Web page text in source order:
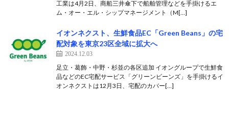
工業は4月2日、商船三井傘下で船舶管理などを手掛けるエ
ム・オー・エル・シップマネージメント（M[…]
イオンネクスト、生鮮食品EC「Green Beans」の宅
配対象を東京23区全域に拡大へ
2024.12.03
足立・葛飾・中野・杉並の各区追加 イオングループで生鮮食
品などのEC宅配サービス「グリーンビーンズ」を手掛けるイ
オンネクストは12月3日、宅配のカバー[…]